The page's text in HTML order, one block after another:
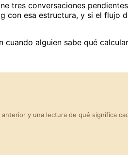
tres conversaciones
con esa estructura, y si el flujo
cuando alguien sabe qué
y una lectura de qué significa